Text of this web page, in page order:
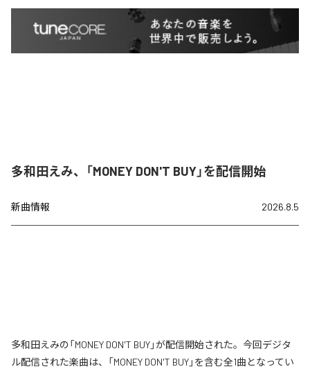
多和田えみ、「MONEY DON'T BUY」を配信開始
新曲情報 2026.8.5
多和田えみの「MONEY DON'T BUY」が配信開始された。今回デジタ
ル配信された楽曲は、「MONEY DON'T BUY」を含む全1曲となってい